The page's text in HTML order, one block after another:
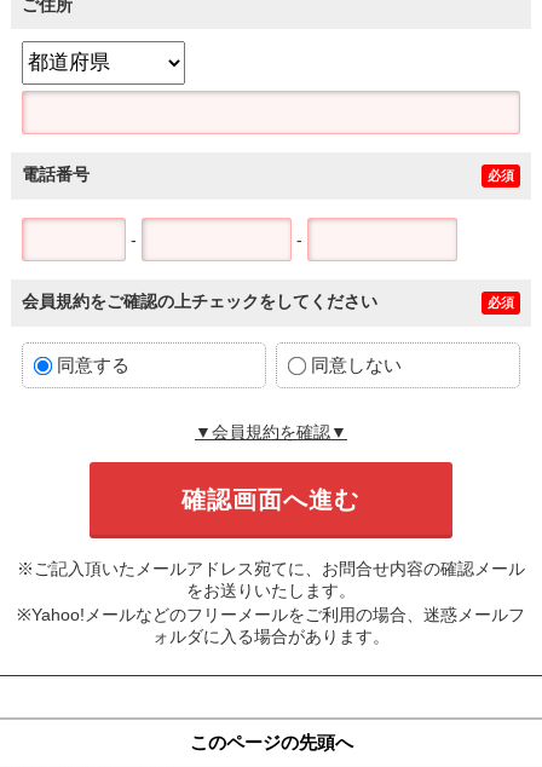
ご住所
電話番号 必須
- -
会員規約をご確認の上チェックをしてください 必須
同意する 同意しない
▼会員規約を確認▼
※ご記入頂いたメールアドレス宛てに、お問合せ内容の確認メール
をお送りいたします。
※Yahoo!メールなどのフリーメールをご利用の場合、迷惑メールフ
ォルダに入る場合があります。
このページの先頭へ